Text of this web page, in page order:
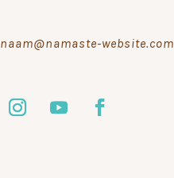
naam@namaste-website.com